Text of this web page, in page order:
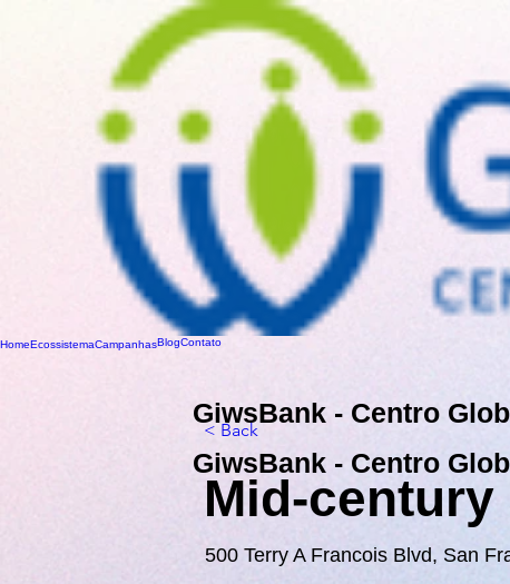
HomeEcossistemaCampanhasBlogContato
< Back
Mid-
500 Terry A Francois Blvd, San
GiwsBank - Centro
GiwsBank - Centro